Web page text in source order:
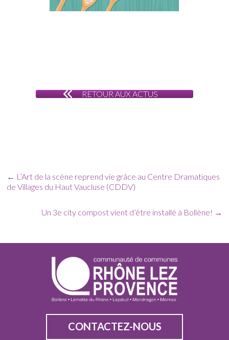
RETOUR AUX ACTUS
← L’Art de la scène reprend vie grâce au Centre Dramatiques
de Villages du Haut Vaucluse (CDDV)
Un 3e city compost vient d’être installé à Bollène! →
CONTACTEZ-NOUS